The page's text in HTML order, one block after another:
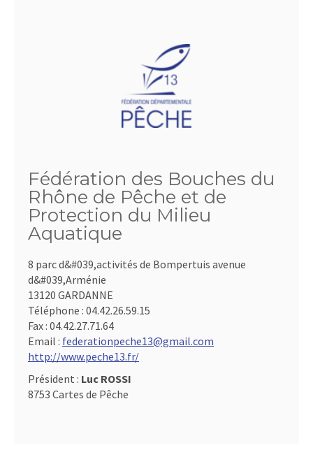
Fédération des Bouches du
Rhône de Pêche et de
Protection du Milieu
Aquatique
8 parc d&#039,activités de Bompertuis avenue
d&#039,Arménie
13120 GARDANNE
Téléphone : 04.42.26.59.15
Fax : 04.42.27.71.64
Email : federationpeche13@gmail.com
http://www.peche13.fr/
Président : Luc ROSSI
8753 Cartes de Pêche